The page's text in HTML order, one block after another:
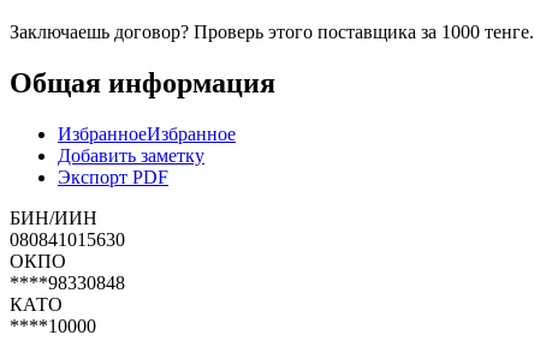
Заключаешь договор? Проверь этого поставщика за 1000 тенге.
Общая информация
ИзбранноеИзбранное
Добавить заметку
Экспорт PDF
БИН/ИИН
080841015630
ОКПО
****98330848
КАТО
****10000